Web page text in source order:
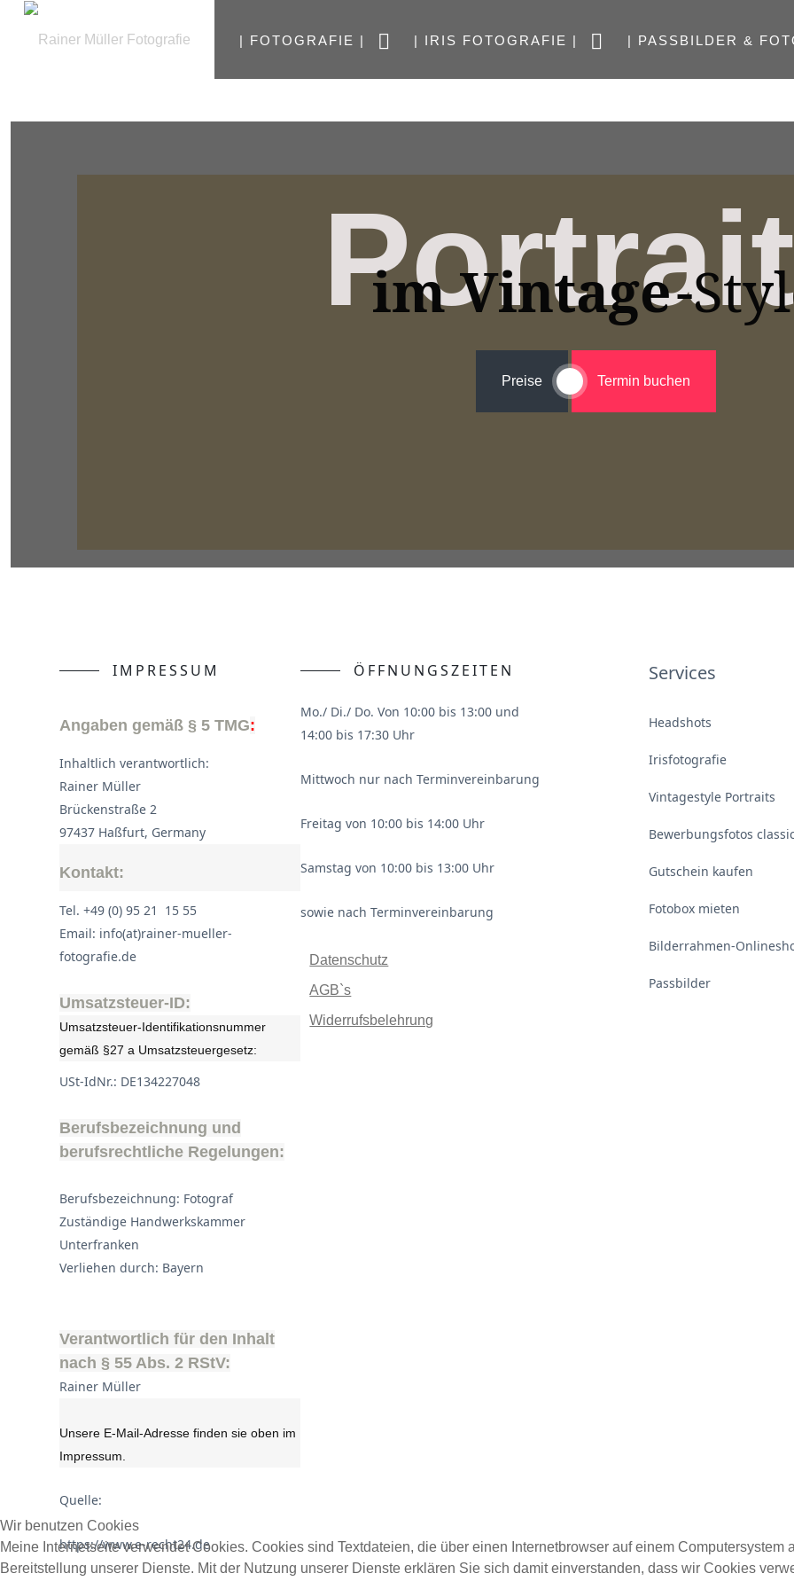
| FOTOGRAFIE | | IRIS FOTOGRAFIE | | PASSBILDER &
im Vintage-
Preise Termin buchen
IMPRESSUM
Angaben gemäß § 5 TMG:
Inhaltlich verantwortlich:
Rainer Müller
Brückenstraße 2
97437 Haßfurt, Germany
Kontakt:
Tel. +49 (0) 95 21 15 55
Email: info(at)rainer-mueller-
fotografie.de
Umsatzsteuer-ID:
Umsatzsteuer-Identifikationsnummer
gemäß §27 a Umsatzsteuergesetz:
USt-IdNr.: DE134227048
Berufsbezeichnung und
berufsrechtliche Regelungen:
Berufsbezeichnung: Fotograf
Zuständige Handwerkskammer
Unterfranken
Verliehen durch: Bayern
Verantwortlich für den Inhalt
nach § 55 Abs. 2 RStV:
Rainer Müller
Unsere E-Mail-Adresse finden sie oben im
Impressum.
Quelle:
https://www.e-recht24.de
ÖFFNUNGSZEITEN
Mo./ Di./ Do. Von 10:00 bis 13:00 und
14:00 bis 17:30 Uhr
Mittwoch nur nach Terminvereinbarung
Freitag von 10:00 bis 14:00 Uhr
Samstag von 10:00 bis 13:00 Uhr
sowie nach Terminvereinbarung
Datenschutz
AGB`s
Widerrufsbelehrung
Services
Headshots
Irisfotografie
Vintagestyle Portraits
Bewerbungsfotos classic
Gutschein kaufen
Fotobox mieten
Bilderrahmen-
Passbilder
Wir benutzen Cookies
Meine Internetseite verwendet Cookies. Cookies sind Textdateien, die über einen Internetbrowser auf einem
Bereitstellung unserer Dienste. Mit der Nutzung unserer Dienste erklären Sie sich damit einverstanden, dass wir Cookies